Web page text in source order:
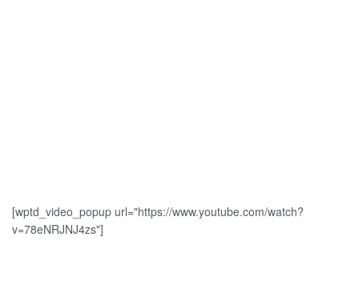
[wptd_video_popup url="https://www.youtube.com/watch?
v=78eNRJNJ4zs"]